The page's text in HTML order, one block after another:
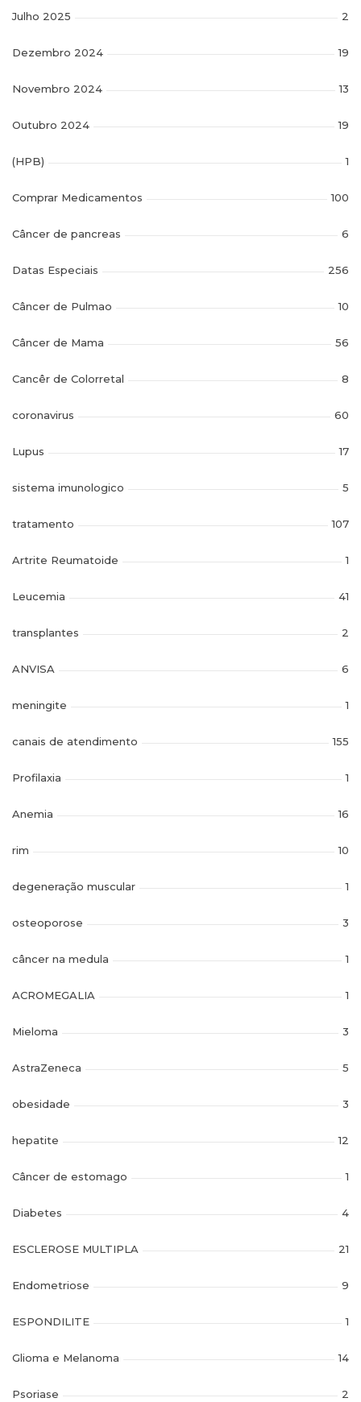
Julho 2025 2
Dezembro 2024 19
Novembro 2024 13
Outubro 2024 19
(HPB) 1
Comprar Medicamentos 100
Câncer de pancreas 6
Datas Especiais 256
Câncer de Pulmao 10
Câncer de Mama 56
Cancêr de Colorretal 8
coronavirus 60
Lupus 17
sistema imunologico 5
tratamento 107
Artrite Reumatoide 1
Leucemia 41
transplantes 2
ANVISA 6
meningite 1
canais de atendimento 155
Profilaxia 1
Anemia 16
rim 10
degeneração muscular 1
osteoporose 3
câncer na medula 1
ACROMEGALIA 1
Mieloma 3
AstraZeneca 5
obesidade 3
hepatite 12
Câncer de estomago 1
Diabetes 4
ESCLEROSE MULTIPLA 21
Endometriose 9
ESPONDILITE 1
Glioma e Melanoma 14
Psoriase 2